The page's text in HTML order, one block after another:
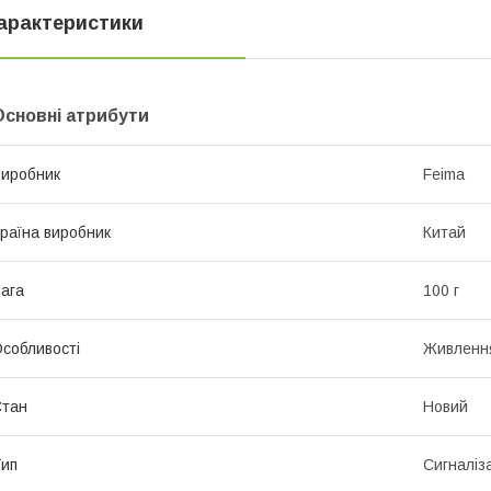
атрибути
Feima
виробник Китай
100 г
Новий